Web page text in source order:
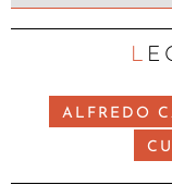
ALFREDO